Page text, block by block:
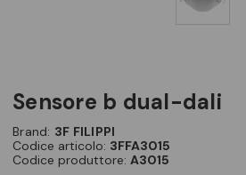
sensore b dual-dali
Brand: 3F FILIPPI
Codice articolo: 3FFA3015
Codice produttore: A3015